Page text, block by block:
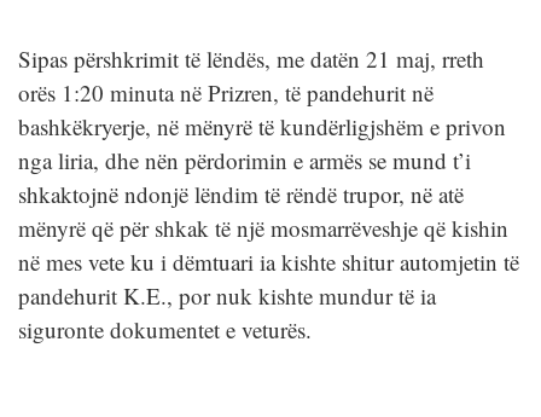
Sipas përshkrimit të lëndës, me datën 21 maj, rreth
orës 1:20 minuta në Prizren, të pandehurit në
bashkëkryerje, në mënyrë të kundërligjshëm e privon
nga liria, dhe nën përdorimin e armës se mund t’i
shkaktojnë ndonjë lëndim të rëndë trupor, në atë
mënyrë që për shkak të një mosmarrëveshje që kishin
në mes vete ku i dëmtuari ia kishte shitur automjetin të
pandehurit K.E., por nuk kishte mundur të ia
siguronte dokumentet e veturës.